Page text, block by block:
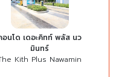
อนโด เดอะคิทท์ พลัส นว
มินทร์
Kith Plus Nawamin